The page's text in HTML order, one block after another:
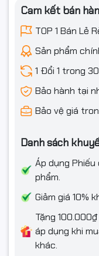
Cam kết bán
TOP 1 Bán Lẻ
Sản phẩm
1 Đổi 1 trong
Bảo hành tại
Bảo vệ giá
Danh sách
Áp dụng
phẩm.
Giảm giá 10%
Tặng
áp dụng khi
khác.